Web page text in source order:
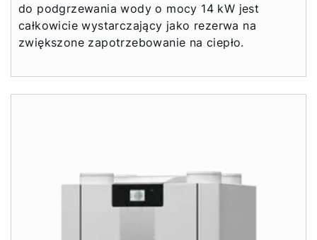
do podgrzewania wody o mocy 14 kW jest
całkowicie wystarczający jako rezerwa na
zwiększone zapotrzebowanie na ciepło.